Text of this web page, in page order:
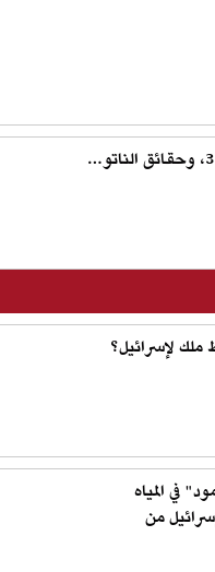
لإسرائيل؟
في المياه
من